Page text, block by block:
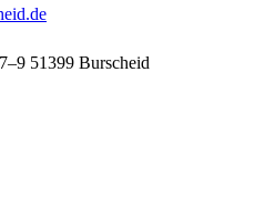
51399 Burscheid